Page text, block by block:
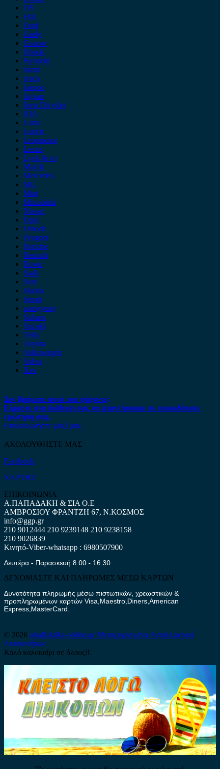
DS
Fiat
Ford
Geely
Gonow
Honda
Hyundai
Isuzu
iveco
Jaecoo
Jaguar
Jeep Chrysler
KIA
Lada
Lancia
Leapmotor
Lexus
Lynk & co
Mazda
Mercedes
MG
Mini
Mitsubishi
Nissan
Opel
Omoda
Peugeot
Porsche
Renault
Rover
Saab
Seat
Skoda
Smart
ssangyong
Subaru
Suzuki
Tesla
Toyota
Volkswagen
Volvo
Xev
Δεν βρήκατε αυτό που ψάχνετε;
Είμαστε στη διάθεση σας να απαντήσουμε σε οποιαδήποτε
ερώτηση σας.
Επικοινωνήστε μαζί μας
ΑΚΟΛΟΥΘΗΣΤΕ ΜΑΣ
Facebook
ΧΑΡΤΗΣ
ΕΠΙΚΟΙΝΩΝΙΑ
Α.ΠΑΠΑΔΑΚΗ & ΣΙΑ Ο.Ε
ΑΜΒΡΟΣΙΟΥ ΦΡΑΝΤΖΗ 67, Ν.ΚΟΣΜΟΣ
info@ggp.gr
210 9012444 210 9239148 210 9238158
210 9026839
Κινητό-Viber-whatsapp : 6980507900
Δευτέρα - Παρασκευή 8:00 - 16:30
ΔΕΧΟΜΑΣΤΕ ΚΑΙ ΠΛΗΡΩΜΕΣ ΜΕΣΩ ΚΑΡΤΩΝ
Δυνατότητα πληρωμής μέσω πιστωτικών, χρεωστικών &
προπληρωμένων καρτών Visa,Maestro,Diners,American
Express,MasterCard.
© 2026 antallaktika-online.grΜεταχειρισμένα Ανταλλακτικά
Αυτοκινήτων
Καλό καλοκαίρι σε όλους!!